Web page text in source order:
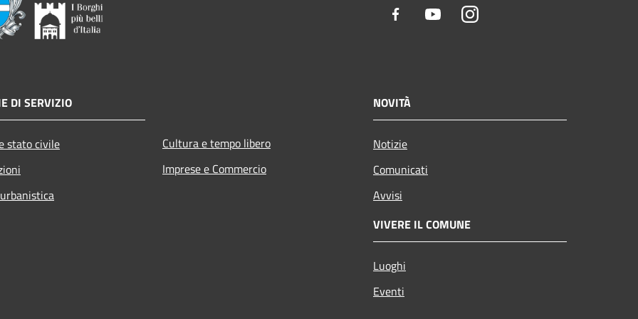
Facebook YoutubeInstagram
DI SERVIZIO
stato civile
Cultura e tempo libero
Imprese e Commercio
NOVITÀ
Notizie
Comunicati
Avvisi
VIVERE IL COMUNE
Luoghi
Eventi